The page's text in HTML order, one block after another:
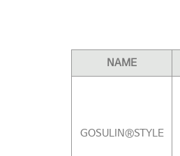
NAME
GOSULIN®STYLE